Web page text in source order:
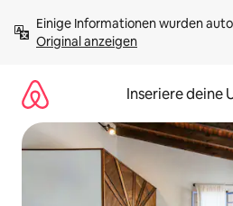
Inhalten
springenOriginal anzeigen
Inseriere deine